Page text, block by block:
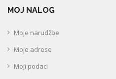
MOJ NALOG
Moje narudžbe
Moje adrese
Moji podaci